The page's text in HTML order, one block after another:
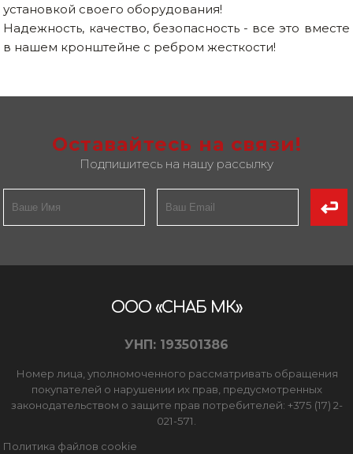
установкой своего оборудования!
Надежность, качество, безопасность - все это вместе
в нашем кронштейне с ребром жесткости!
Оставайтесь на связи!
Подпишитесь на нашу рассылку
ООО «СНАБ МК»
УНП: 193501386
Номер лица, уполномоченного рассматривать обращения
покупателей о нарушении их прав, предусмотренных
законодательством о защите прав потребителей: +375 (17) 2-
021-571.
Политика файлов cookie